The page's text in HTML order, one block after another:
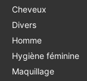
Cheveux
Divers
Homme
Hygiène féminine
Maquillage